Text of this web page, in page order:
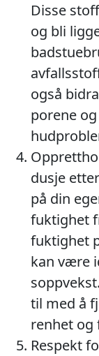
Disse
og bli
også
porene
dusje
på din
fuktighet
fuktighet
kan være
til med å
renhet og
Respekt